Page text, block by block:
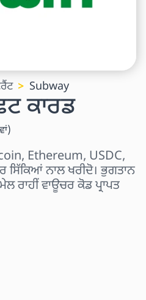
Subway
ਕਾਰਡ
)
Ethereum, USDC,
ਸਿੱਕਿਆਂ ਨਾਲ ਖਰੀਦੋ। ਭੁਗਤਾਨ
ਰਾਹੀਂ ਵਾਊਚਰ ਕੋਡ ਪ੍ਰਾਪਤ